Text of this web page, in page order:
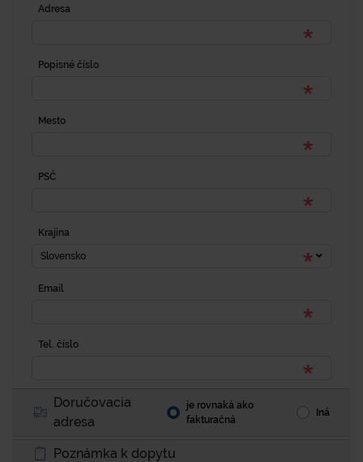
Adresa
Popisné číslo
Mesto
PSČ
Krajina
Slovensko
Email
Tel. číslo
Doručovacia
adresa
je rovnaká ako
fakturačná
Iná
Poznámka k dopytu